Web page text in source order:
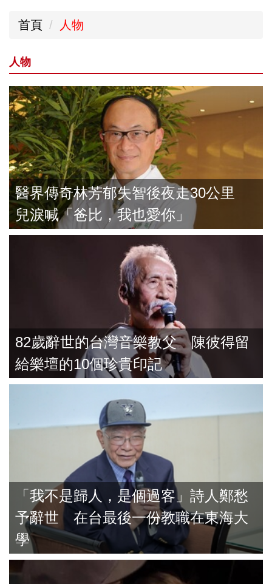
首頁 人物
人物
醫界傳奇林芳郁失智後夜走30公里
兒淚喊「爸比，我也愛你」
82歲辭世的台灣音樂教父 陳彼得留
給樂壇的10個珍貴印記
「我不是歸人，是個過客」詩人鄭愁
予辭世 在台最後一份教職在東海大
學